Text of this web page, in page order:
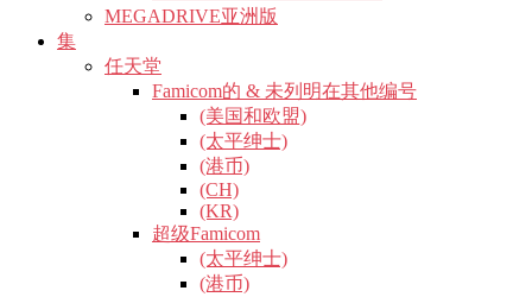
MEGADRIVE亚洲版
集
任天堂
Famicom的 & 未列明在其他编号
(美国和欧盟)
(太平绅士)
(港币)
(CH)
(KR)
超级Famicom
(太平绅士)
(港币)